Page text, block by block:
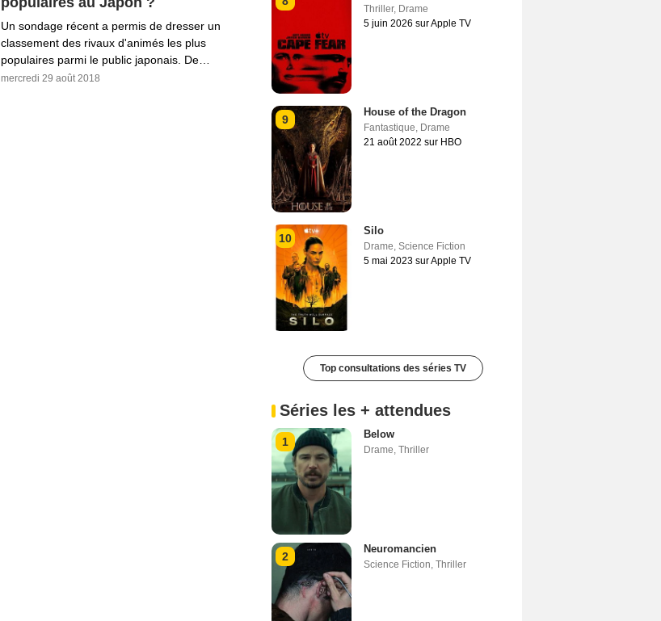
Un sondage récent a permis de dresser un
classement des rivaux d'animés les plus
populaires parmi le public japonais. De…
mercredi 29 août 2018
Thriller, Drame
5 juin 2026 sur Apple TV
9
House of the Dragon
Fantastique, Drame
21 août 2022 sur HBO
10
Silo
Drame, Science Fiction
5 mai 2023 sur Apple TV
Top consultations des séries TV
Séries les + attendues
1
Below
Drame, Thriller
2
Neuromancien
Science Fiction, Thriller